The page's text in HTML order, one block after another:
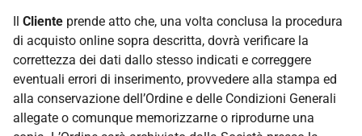
Il Cliente prende atto che, una volta conclusa la procedura
di acquisto online sopra descritta, dovrà verificare la
correttezza dei dati dallo stesso indicati e correggere
eventuali errori di inserimento, provvedere alla stampa ed
alla conservazione dell’Ordine e delle Condizioni Generali
allegate o comunque memorizzarne o riprodurne una